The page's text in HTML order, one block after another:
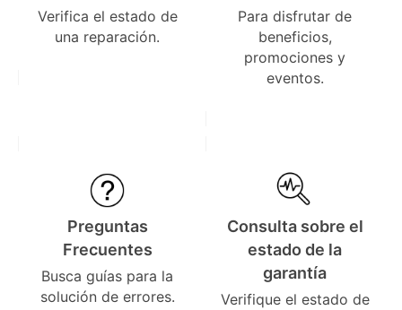
Verifica el estado de
una reparación.
Para disfrutar de
beneficios,
promociones y
eventos.
Preguntas
Frecuentes
Busca guías para la
solución de errores.
Consulta sobre el
estado de la
garantía
Verifique el estado de